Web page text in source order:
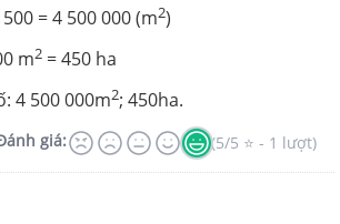
4 500 000 (m2)
m2 = 450 ha
000m2; 450ha.
giá: (5/5 ⭐ - 1 lượt)